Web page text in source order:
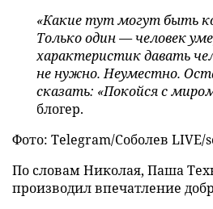
«Какие тут могут быть
Только один — человек
характеристик давать
не нужно. Неуместно.
сказать: «Покойся с
блогер.
Фото: Telegram/Соболев LIVE/
По словам Николая, Паша
производил впечатление